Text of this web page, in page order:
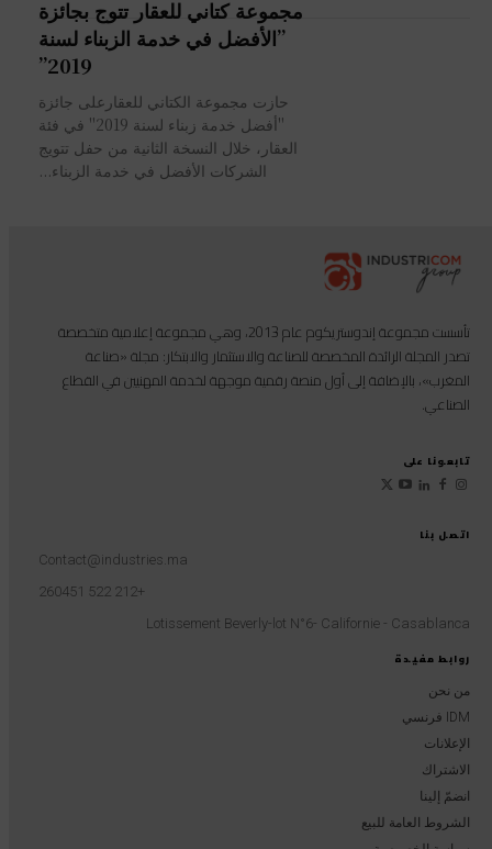
مجموعة كتاني للعقار تتوج بجائزة
”الأفضل في خدمة الزبناء لسنة
2019”
حازت مجموعة الكتاني للعقارعلى جائزة
"أفضل خدمة زبناء لسنة 2019" في فئة
العقار، خلال النسخة الثانية من حفل تتويج
الشركات الأفضل في خدمة الزبناء...
روابط مفيدة
من نحن
IDM فرنسي
الإعلانات
الاشتراك
انضمّ إلينا
الشروط العامة للبيع
اتصل بنا
Contact@industries.ma
+212 522 260451
Lotissement Beverly-lot N°6- Californie - Casablanca
تأسست مجموعة إندوستريكوم عام 2013، وهي مجموعة إعلامية متخصصة
تصدر المجلة الرائدة المخصصة للصناعة والاستثمار والابتكار: مجلة «صناعة
المغرب»، بالإضافة إلى أول منصة رقمية موجهة لخدمة المهنيين في القطاع
الصناعي.
تابعونا على